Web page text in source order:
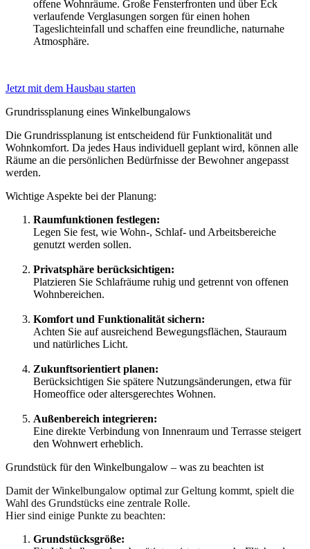
offene Wohnräume. Große Fensterfronten und über Eck
verlaufende Verglasungen sorgen für einen hohen
Tageslichteinfall und schaffen eine freundliche, naturnahe
Atmosphäre.
Jetzt mit dem Hausbau starten
Grundrissplanung eines Winkelbungalows
Die Grundrissplanung ist entscheidend für Funktionalität und
Wohnkomfort. Da jedes Haus individuell geplant wird, können alle
Räume an die persönlichen Bedürfnisse der Bewohner angepasst
werden.
Wichtige Aspekte bei der Planung:
Raumfunktionen festlegen:
Legen Sie fest, wie Wohn-, Schlaf- und Arbeitsbereiche
genutzt werden sollen.
Privatsphäre berücksichtigen:
Platzieren Sie Schlafräume ruhig und getrennt von offenen
Wohnbereichen.
Komfort und Funktionalität sichern:
Achten Sie auf ausreichend Bewegungsflächen, Stauraum
und natürliches Licht.
Zukunftsorientiert planen:
Berücksichtigen Sie spätere Nutzungsänderungen, etwa für
Homeoffice oder altersgerechtes Wohnen.
Außenbereich integrieren:
Eine direkte Verbindung von Innenraum und Terrasse steigert
den Wohnwert erheblich.
Grundstück für den Winkelbungalow – was zu beachten ist
Damit der Winkelbungalow optimal zur Geltung kommt, spielt die
Wahl des Grundstücks eine zentrale Rolle.
Hier sind einige Punkte zu beachten:
Grundstücksgröße: